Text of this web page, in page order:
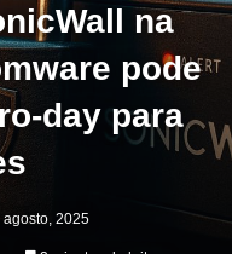
na
pode
day para
agosto, 2025